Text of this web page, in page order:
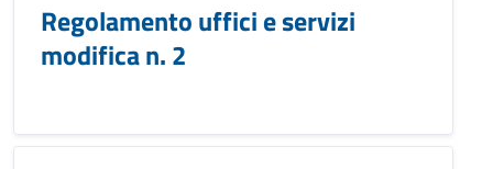
Regolamento uffici e servizi
modifica n. 2